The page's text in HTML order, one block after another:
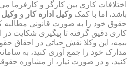
اختلافات کاری بین کارگر و کارفرما می
باشد، اما با کمک وکیل اداره کار و وکیل
حقوق خود را به صورت قانونی مطالبه
کاری دقیق گرفته تا پیگیری شکایت در
بیمه، این وکلا نقش حیاتی در احقاق
مدارک خود را جمع آوری کنید، به
کنید، و در صورت نیاز، از مشاوره